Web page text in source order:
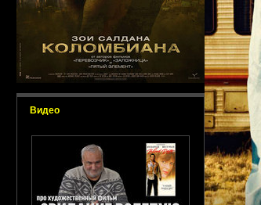
Видео